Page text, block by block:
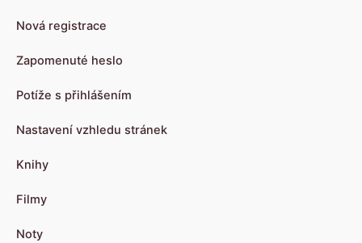
Nová registrace
Zapomenuté heslo
Potíže s přihlášením
Nastavení vzhledu stránek
Knihy
Filmy
Noty